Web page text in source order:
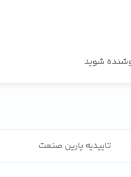
شوید
تاییدیه پارین صنعت